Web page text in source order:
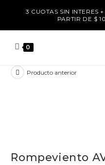
3 CUOTAS SIN INTERES
PARTIR DE $
0
Producto anterior
Rompeviento